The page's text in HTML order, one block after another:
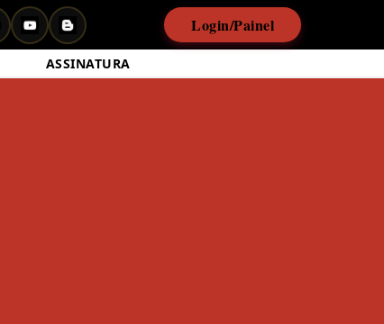
Login/Painel
ASSINATURA